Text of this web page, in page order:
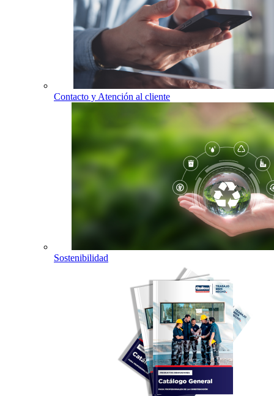
Contacto y Atención al cliente
Sostenibilidad